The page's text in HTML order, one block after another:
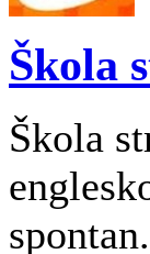
Škola
Škola